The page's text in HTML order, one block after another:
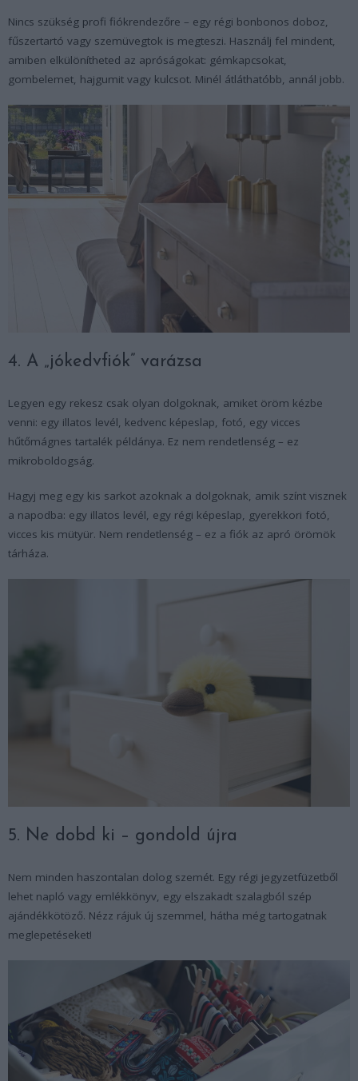
Nincs szükség profi fiókrendezőre – egy régi bonbonos doboz,
fűszertartó vagy szemüvegtok is megteszi. Használj fel mindent,
amiben elkülönítheted az apróságokat: gémkapcsokat,
gombelemet, hajgumit vagy kulcsot. Minél átláthatóbb, annál jobb.
4. A „jókedvfiók” varázsa
Legyen egy rekesz csak olyan dolgoknak, amiket öröm kézbe
venni: egy illatos levél, kedvenc képeslap, fotó, egy vicces
hűtőmágnes tartalék példánya. Ez nem rendetlenség – ez
mikroboldogság.
Hagyj meg egy kis sarkot azoknak a dolgoknak, amik színt visznek
a napodba: egy illatos levél, egy régi képeslap, gyerekkori fotó,
vicces kis mütyür. Nem rendetlenség – ez a fiók az apró örömök
tárháza.
5. Ne dobd ki – gondold újra
Nem minden haszontalan dolog szemét. Egy régi jegyzetfüzetből
lehet napló vagy emlékkönyv, egy elszakadt szalagból szép
ajándékkötöző. Nézz rájuk új szemmel, hátha még tartogatnak
meglepetéseket!